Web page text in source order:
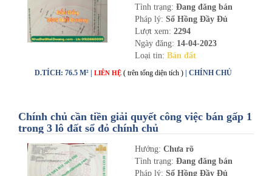
Tình trạng: Đang đăng bán
Pháp lý: Sổ Hồng Đầy Đủ
Lượt xem: 2294
Ngày đăng: 14-04-2023
Loại tin: Bán đất
D.TÍCH: 76.5 M² | LIÊN HỆ ( trên tổng diện tích ) | CHÍNH CHỦ
Chính chủ cần tiền giải quyết công việc bán gấp 1
trong 3 lô đất sổ đỏ chính chủ
Hướng: Chưa rõ
Tình trạng: Đang đăng bán
Pháp lý: Sổ Hồng Đầy Đủ